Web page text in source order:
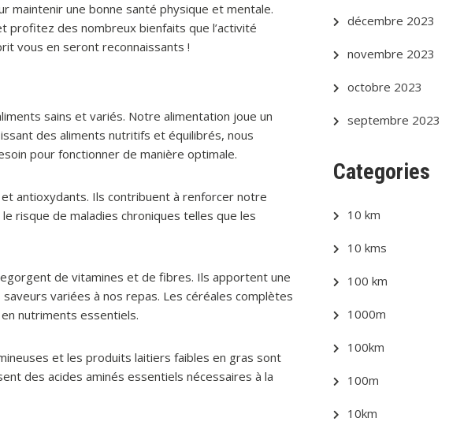
maintenir une bonne santé physique et mentale.
des nombreux bienfaits que l’activité
vous en seront reconnaissants !
sains et variés. Notre alimentation joue un
des aliments nutritifs et équilibrés, nous
pour fonctionner de manière optimale.
antioxydants. Ils contribuent à renforcer notre
risque de maladies chroniques telles que les
de vitamines et de fibres. Ils apportent une
variées à nos repas. Les céréales complètes
nutriments essentiels.
et les produits laitiers faibles en gras sont
des acides aminés essentiels nécessaires à la
décembre 2023
novembre 2023
octobre 2023
septembre 2023
Categories
10 km
10 kms
100 km
1000m
100km
100m
10km